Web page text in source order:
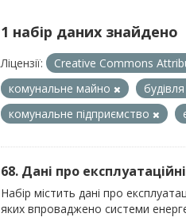
1 набір даних знайдено
Ліцензії: Creative Commons
комунальне майно
будівля
комунальне підприємство
68. Дані про
Набір містить дані про
яких впроваджено системи